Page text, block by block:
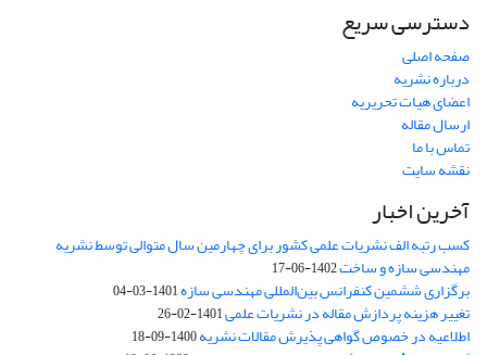
دسترسی سریع
صفحه اصلی
درباره نشریه
اعضای هیات تحریریه
ارسال مقاله
تماس با ما
نقشه سایت
آخرین اخبار
کسب رتبه الف نشریات علمی کشور برای چهارمین سال متوالی توسط نشریه
مهندسی سازه و ساخت1402-06-17
برگزاری ششمین کنفرانس بین‌المللی مهندسی سازه1401-03-04
تغییر هزینه پردازش مقاله در نشریات علمی1401-02-26
اطلاعیه در خصوص گواهی پذیرش مقالات نشریه1400-09-18